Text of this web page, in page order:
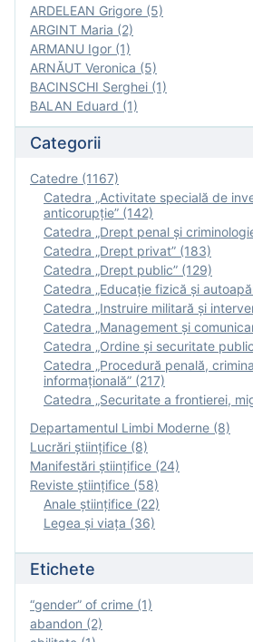
ARDELEAN Grigore (5)
ARGINT Maria (2)
ARMANU Igor (1)
ARNĂUT Veronica (5)
BACINSCHI Serghei (1)
BALAN Eduard (1)
Categorii
Catedre (1167)
Catedra „Activitate specială de
anticorupție” (142)
Catedra „Drept penal și
Catedra „Drept privat” (183)
Catedra „Drept public” (129)
Catedra „Educație fizică şi
Catedra „Instruire militară şi
Catedra „Management și
Catedra „Ordine și securitate
Catedra „Procedură penală,
informațională” (217)
Catedra „Securitate a frontierei,
Departamentul Limbi Moderne (8)
Lucrări științifice (8)
Manifestări ştiinţifice (24)
Reviste ştiinţifice (58)
Anale ştiinţifice (22)
Legea şi viaţa (36)
Etichete
“gender” of crime (1)
abandon (2)